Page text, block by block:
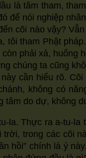
là tâm tham,
để nói nghiệp
cõi nào vậy?
tôi tham Phật
phải xả,
chúng ta cũng
cần hiểu rõ.
không có
tâm do dự, không
la. Thực ra a-tu-la
trong các cõi
hồi” chính là ý